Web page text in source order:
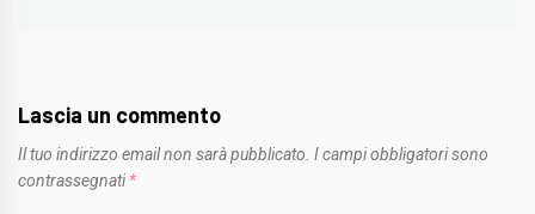
Lascia un commento
Il tuo indirizzo email non sarà pubblicato. I campi obbligatori sono
contrassegnati *